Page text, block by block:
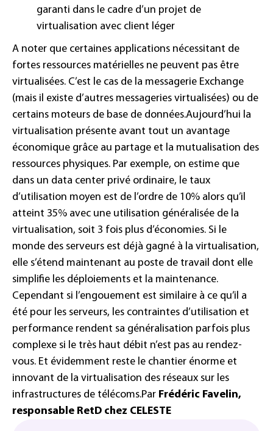
garanti dans le cadre d’un projet de
virtualisation avec client léger
A noter que certaines applications nécessitant de
fortes ressources matérielles ne peuvent pas être
virtualisées. C’est le cas de la messagerie Exchange
(mais il existe d’autres messageries virtualisées) ou de
certains moteurs de base de données.Aujourd’hui la
virtualisation présente avant tout un avantage
économique grâce au partage et la mutualisation des
ressources physiques. Par exemple, on estime que
dans un data center privé ordinaire, le taux
d’utilisation moyen est de l’ordre de 10% alors qu’il
atteint 35% avec une utilisation généralisée de la
virtualisation, soit 3 fois plus d’économies. Si le
monde des serveurs est déjà gagné à la virtualisation,
elle s’étend maintenant au poste de travail dont elle
simplifie les déploiements et la maintenance.
Cependant si l’engouement est similaire à ce qu’il a
été pour les serveurs, les contraintes d’utilisation et
performance rendent sa généralisation parfois plus
complexe si le très haut débit n’est pas au rendez-
vous. Et évidemment reste le chantier énorme et
innovant de la virtualisation des réseaux sur les
infrastructures de télécoms.Par Frédéric Favelin,
responsable RetD chez CELESTE